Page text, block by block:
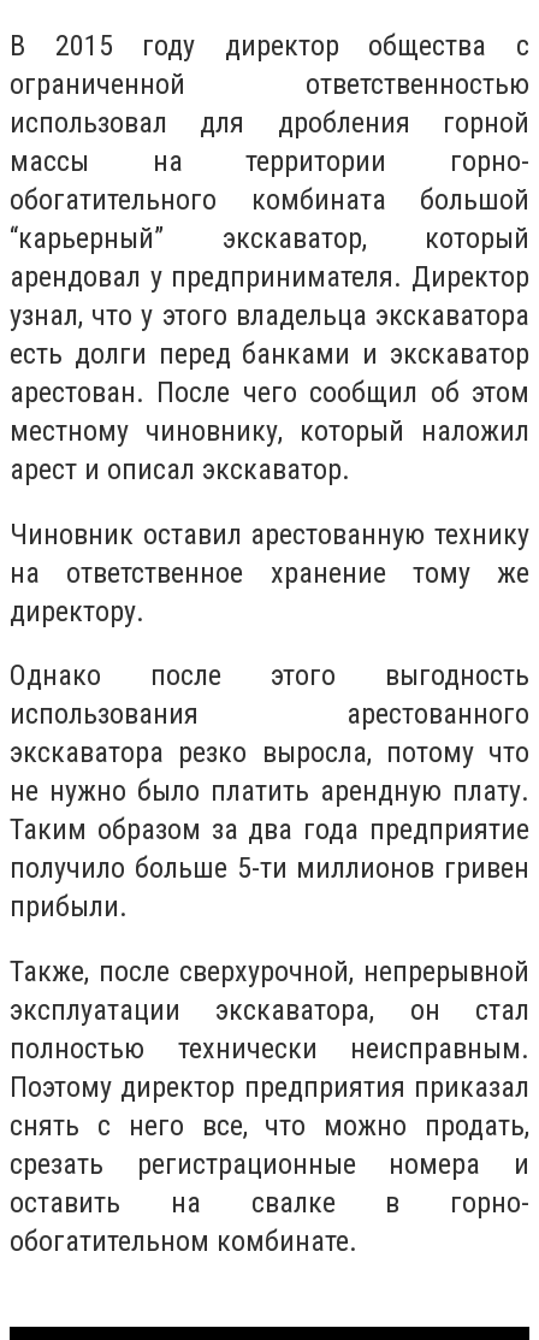
В 2015 году директор общества с
ограниченной ответственностью
использовал для дробления горной
массы на территории горно-
обогатительного комбината большой
“карьерный” экскаватор, который
арендовал у предпринимателя. Директор
узнал, что у этого владельца экскаватора
есть долги перед банками и экскаватор
арестован. После чего сообщил об этом
местному чиновнику, который наложил
арест и описал экскаватор.
Чиновник оставил арестованную технику
на ответственное хранение тому же
директору.
Однако после этого выгодность
использования арестованного
экскаватора резко выросла, потому что
не нужно было платить арендную плату.
Таким образом за два года предприятие
получило больше 5-ти миллионов гривен
прибыли.
Также, после сверхурочной, непрерывной
эксплуатации экскаватора, он стал
полностью технически неисправным.
Поэтому директор предприятия приказал
снять с него все, что можно продать,
срезать регистрационные номера и
оставить на свалке в горно-
обогатительном комбинате.